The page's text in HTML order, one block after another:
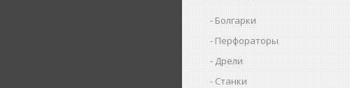
Болгарки
Перфораторы
Дрели
Станки